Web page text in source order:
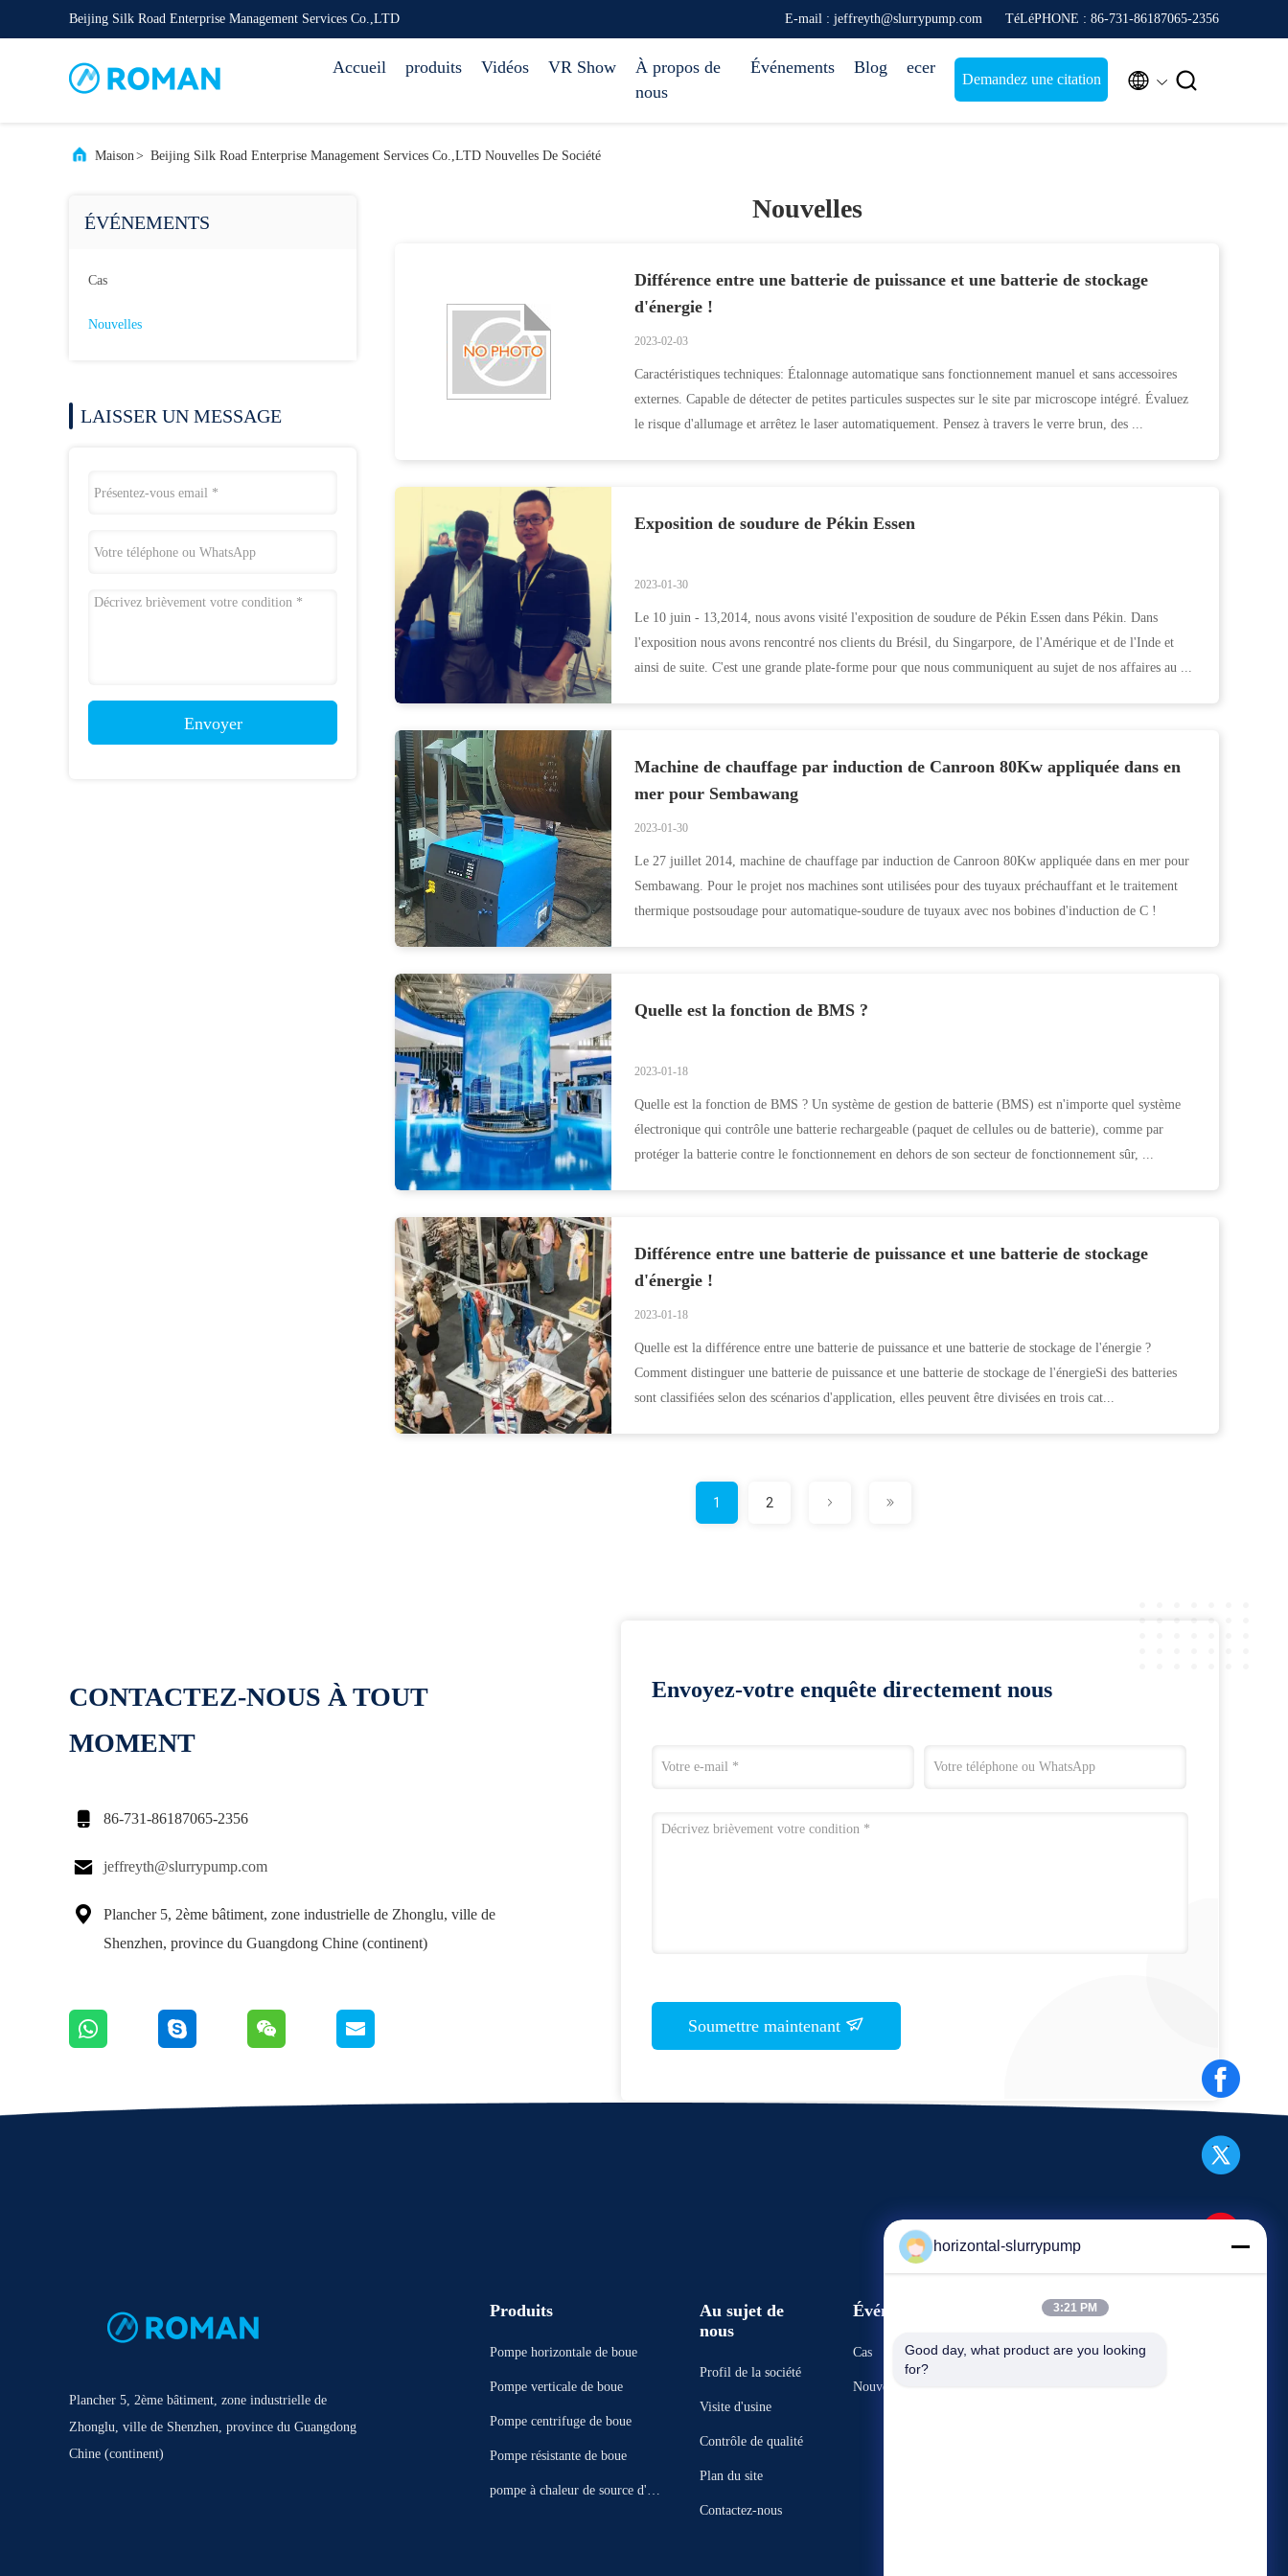
Beijing Silk Road Enterprise Management Services Co.,LTD E-mail : jeffreyth@slurrypump.com TéLéPHONE : 86-731-86187065-2356
Accueil produits Vidéos VR Show
À propos de
nous
Événements Blog ecer
Demandez une citation  
Maison> Beijing Silk Road Enterprise Management Services Co.,LTD Nouvelles De Société
ÉVÉNEMENTS
Cas
Nouvelles
LAISSER UN MESSAGE
Envoyer
Nouvelles
Différence entre une batterie de puissance et une batterie de stockage
d'énergie !
2023-02-03
Caractéristiques techniques: Étalonnage automatique sans fonctionnement manuel et sans accessoires
externes. Capable de détecter de petites particules suspectes sur le site par microscope intégré. Évaluez
le risque d'allumage et arrêtez le laser automatiquement. Pensez à travers le verre brun, des ...
Exposition de soudure de Pékin Essen
2023-01-30
Le 10 juin - 13,2014, nous avons visité l'exposition de soudure de Pékin Essen dans Pékin. Dans
l'exposition nous avons rencontré nos clients du Brésil, du Singarpore, de l'Amérique et de l'Inde et
ainsi de suite. C'est une grande plate-forme pour que nous communiquent au sujet de nos affaires au ...
Machine de chauffage par induction de Canroon 80Kw appliquée dans en
mer pour Sembawang
2023-01-30
Le 27 juillet 2014, machine de chauffage par induction de Canroon 80Kw appliquée dans en mer pour
Sembawang. Pour le projet nos machines sont utilisées pour des tuyaux préchauffant et le traitement
thermique postsoudage pour automatique-soudure de tuyaux avec nos bobines d'induction de C !
Quelle est la fonction de BMS ?
2023-01-18
Quelle est la fonction de BMS ? Un système de gestion de batterie (BMS) est n'importe quel système
électronique qui contrôle une batterie rechargeable (paquet de cellules ou de batterie), comme par
protéger la batterie contre le fonctionnement en dehors de son secteur de fonctionnement sûr, ...
Différence entre une batterie de puissance et une batterie de stockage
d'énergie !
2023-01-18
Quelle est la différence entre une batterie de puissance et une batterie de stockage de l'énergie ?
Comment distinguer une batterie de puissance et une batterie de stockage de l'énergieSi des batteries
sont classifiées selon des scénarios d'application, elles peuvent être divisées en trois cat...
1 2
CONTACTEZ-NOUS À TOUT
MOMENT
 86-731-86187065-2356
 jeffreyth@slurrypump.com

Plancher 5, 2ème bâtiment, zone industrielle de Zhonglu, ville de
Shenzhen, province du Guangdong Chine (continent)
Envoyez-votre enquête directement nous
Soumettre maintenant
Plancher 5, 2ème bâtiment, zone industrielle de
Zhonglu, ville de Shenzhen, province du Guangdong
Chine (continent)
Produits
Pompe horizontale de boue
Pompe verticale de boue
Pompe centrifuge de boue
Pompe résistante de boue
pompe à chaleur de source d'ea
Au sujet de
nous
Profil de la société
Visite d'usine
Contrôle de qualité
Plan du site
Contactez-nous
Événements
Cas
Nouvelles
horizontal-slurrypump
3:21 PM
Good day, what product are you looking
for?